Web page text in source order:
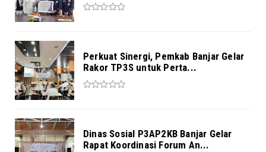
Perkuat Sinergi, Pemkab Banjar Gelar
Rakor TP3S untuk Perta...
Dinas Sosial P3AP2KB Banjar Gelar
Rapat Koordinasi Forum An...